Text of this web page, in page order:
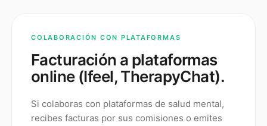
COLABORACIÓN CON PLATAFORMAS
Facturación a plataformas
online (Ifeel, TherapyChat).
Si colaboras con plataformas de salud mental,
recibes facturas por sus comisiones o emites